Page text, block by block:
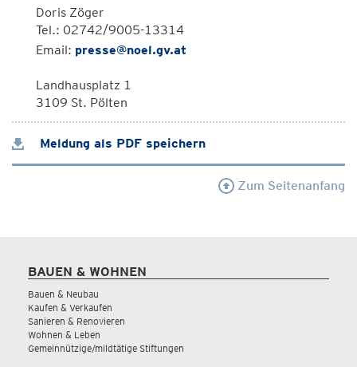
Doris Zöger
Tel.: 02742/9005-13314
Email: presse@noel.gv.at
Landhausplatz 1
3109 St. Pölten
Meldung als PDF speichern
Zum Seitenanfang
BAUEN & WOHNEN
Bauen & Neubau
Kaufen & Verkaufen
Sanieren & Renovieren
Wohnen & Leben
Gemeinnützige/mildtätige Stiftungen